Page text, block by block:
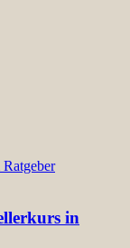
in